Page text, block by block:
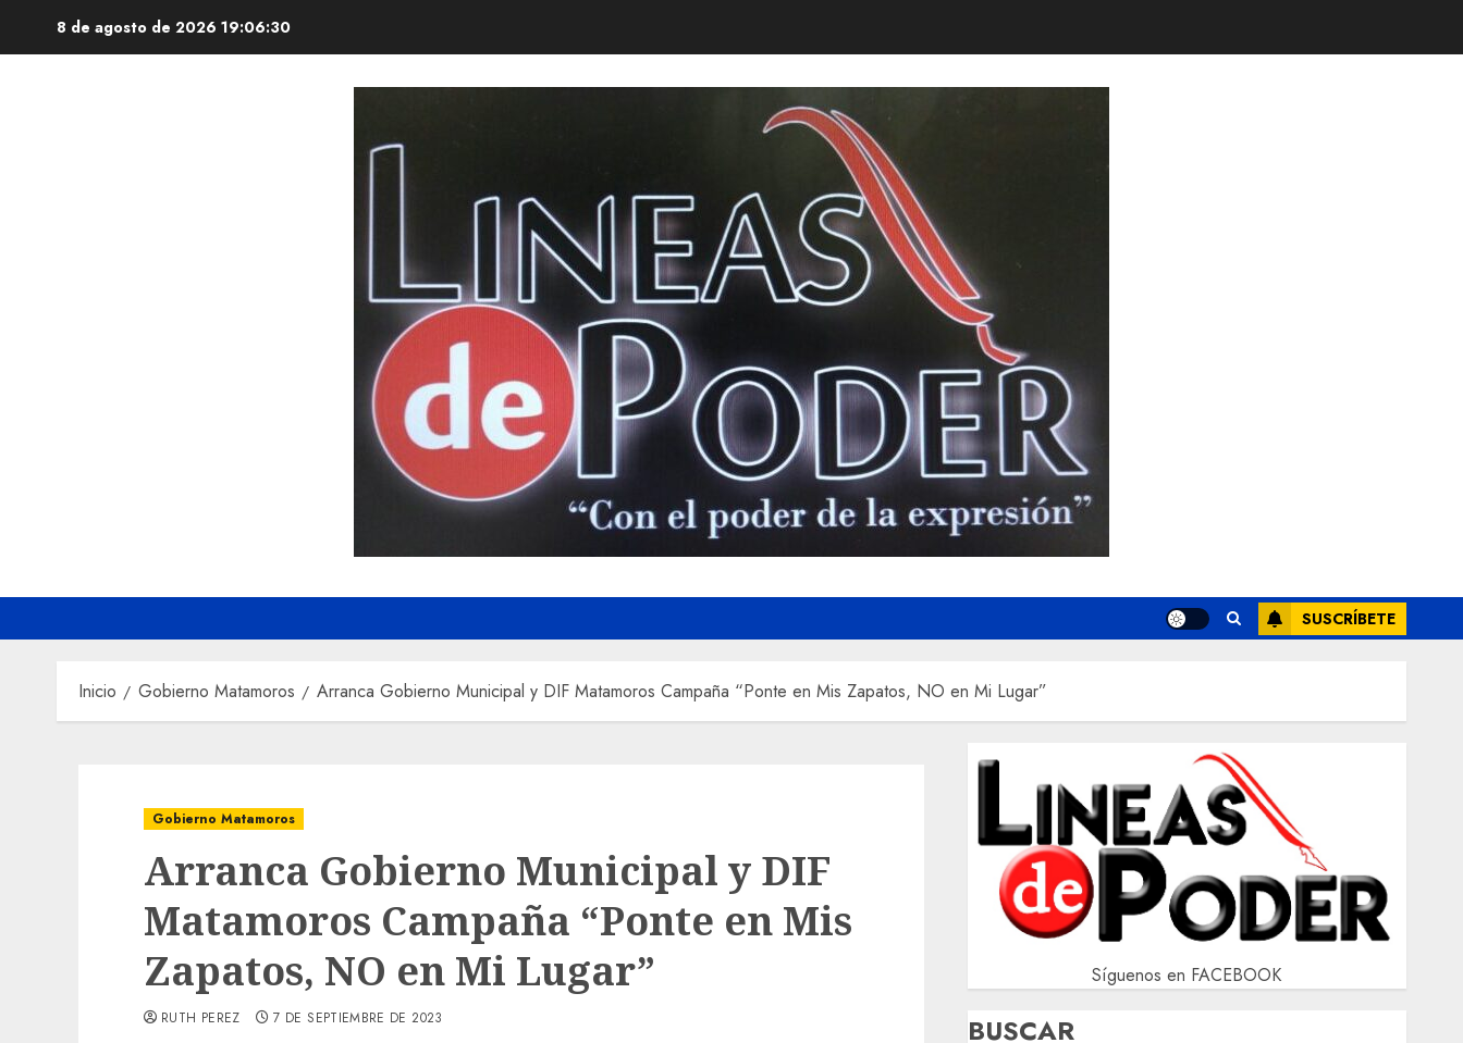
8 de agosto de 2026 19:06:32
SUSCRÍBETE
Inicio Gobierno Matamoros Arranca Gobierno Municipal y DIF Matamoros Campaña “Ponte en Mis Zapatos, NO en Mi Lugar”
Gobierno Matamoros
Arranca Gobierno Municipal y DIF
Matamoros Campaña “Ponte en Mis
Zapatos, NO en Mi Lugar”
RUTH PEREZ 7 DE SEPTIEMBRE DE 2023
Síguenos en FACEBOOK
BUSCAR